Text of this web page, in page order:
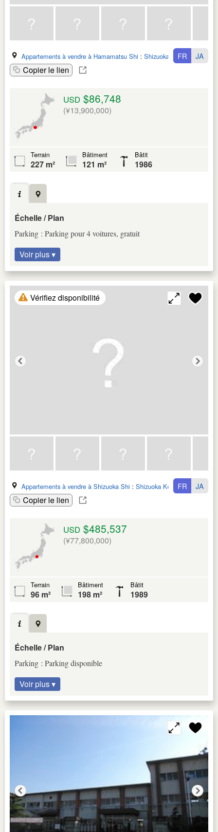
Appartements à vendre à Hamamatsu Shi : Shizuoka Ken
Copier le lien
FR JA
USD $86,748
(¥13,900,000)
Terrain
227 m²
Bâtiment
121 m²
Bâtit
1986
Échelle / Plan
Parking : Parking pour 4 voitures, gratuit
Voir plus ▾
Vérifiez disponibilité
Appartements à vendre à Shizuoka Shi : Shizuoka Ken
Copier le lien
FR JA
USD $485,537
(¥77,800,000)
Terrain
96 m²
Bâtiment
198 m²
Bâtit
1989
Échelle / Plan
Parking : Parking disponible
Voir plus ▾